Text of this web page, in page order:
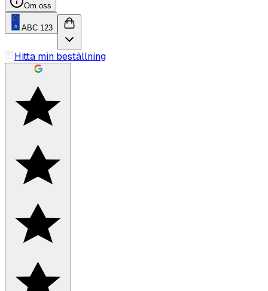
Om oss
ABC 123
Hitta min beställning